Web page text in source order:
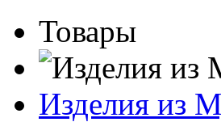
Товары
Изделия из